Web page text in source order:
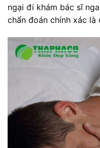
ngại đi khám bác sĩ
chẩn đoán chính xác là